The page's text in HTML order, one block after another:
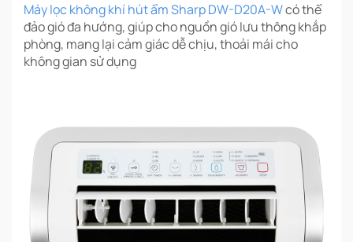
Máy lọc không khí hút ẩm Sharp DW-D20A-Wcó thể
đảo gió đa hướng, giúp cho nguồn gió lưu thông khắp
phòng, mang lại cảm giác dễ chịu, thoải mái cho
không gian sử dụng